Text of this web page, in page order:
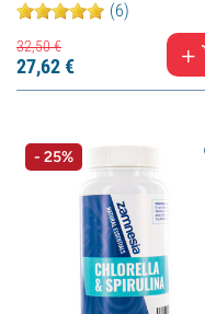
(6)
32,50€
27,62€
- 25%